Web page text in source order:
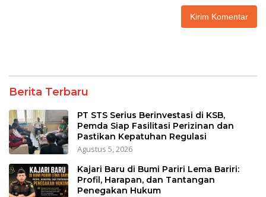
Berita Terbaru
PT STS Serius Berinvestasi di KSB,
Pemda Siap Fasilitasi Perizinan dan
Pastikan Kepatuhan Regulasi
Agustus 5, 2026
Kajari Baru di Bumi Pariri Lema Bariri:
Profil, Harapan, dan Tantangan
Penegakan Hukum